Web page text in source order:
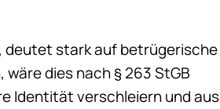
deutet stark auf betrügerische
dies nach § 263 StGB
Identität verschleiern und aus